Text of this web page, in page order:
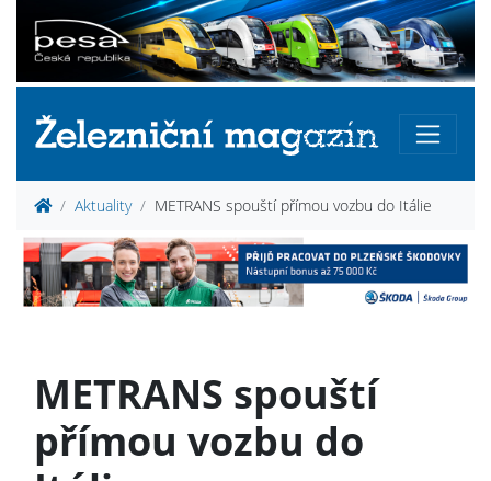
Aktuality METRANS spouští přímou vozbu do Itálie
METRANS spouští
přímou vozbu do